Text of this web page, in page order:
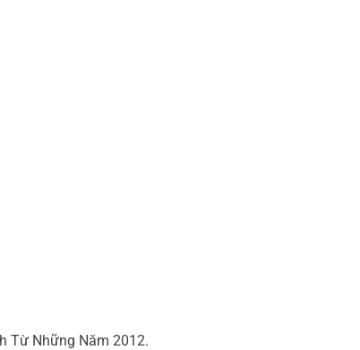
Từ Những Năm 2012.